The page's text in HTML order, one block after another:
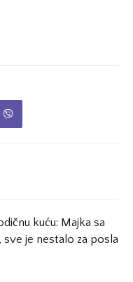
kuću: Majka sa
sve je nestalo za posla